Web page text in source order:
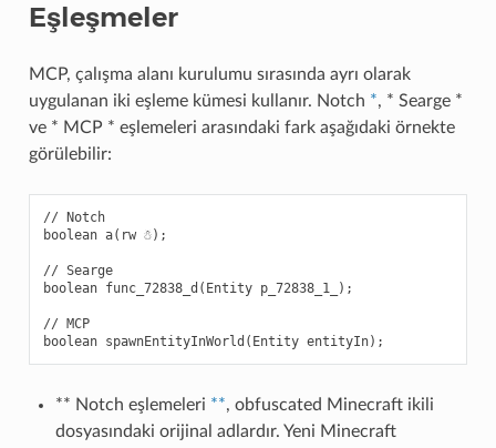
Eşleşmeler
MCP, çalışma alanı kurulumu sırasında ayrı olarak
uygulanan iki eşleme kümesi kullanır. Notch *, * Searge *
ve * MCP * eşlemeleri arasındaki fark aşağıdaki örnekte
görülebilir:
// Notch
boolean a(rw ☃);
// Searge
boolean func_72838_d(Entity p_72838_1_);
// MCP
** Notch eşlemeleri **, obfuscated Minecraft ikili
dosyasındaki orijinal adlardır. Yeni Minecraft